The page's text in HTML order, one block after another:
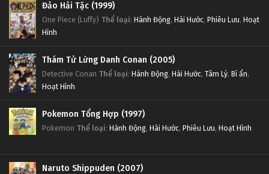
Đảo Hải Tặc (1999)
One Piece (Luffy) Thể loại: Hành Động, Hài Hước, Phiêu Lưu, Hoạt
Hình
Thám Tử Lừng Danh Conan (2005)
Detective Conan Thể loại: Hành Động, Hài Hước, Tâm Lý, Bí ẩn,
Hoạt Hình
Pokemon Tổng Hợp (1997)
Pokemon Thể loại: Hành Động, Hài Hước, Phiêu Lưu, Hoạt Hình
Naruto Shippuden (2007)